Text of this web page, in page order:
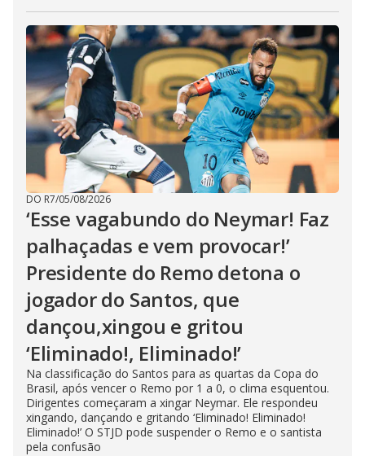
DO R7/05/08/2026
‘Esse vagabundo do Neymar! Faz
palhaçadas e vem provocar!’
Presidente do Remo detona o
jogador do Santos, que
dançou,xingou e gritou
‘Eliminado!, Eliminado!’
Na classificação do Santos para as quartas da Copa do
Brasil, após vencer o Remo por 1 a 0, o clima esquentou.
Dirigentes começaram a xingar Neymar. Ele respondeu
xingando, dançando e gritando ‘Eliminado! Eliminado!
Eliminado!’ O STJD pode suspender o Remo e o santista
pela confusão